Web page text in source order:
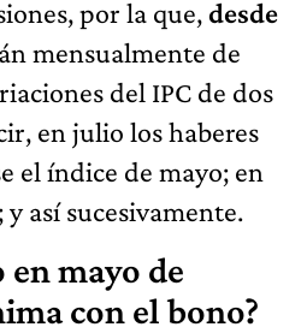
por la que,desde
mensualmente de
del IPC de dos
en julio los haberes
el índice de mayo; en
así sucesivamente.
en mayo de
con el bono?